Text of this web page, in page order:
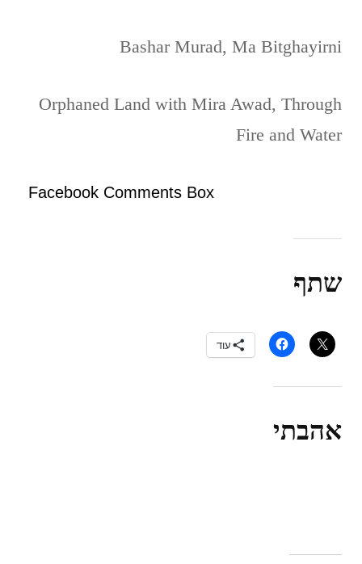
Bashar Murad, Ma Bitghayirni
Orphaned Land with Mira Awad, Through
Fire and Water
Facebook Comments Box
שתף
עוד
אהבתי